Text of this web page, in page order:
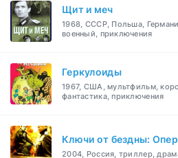
Щит и меч
1968, СССР, Польша,
военный, приключения
Геркулоиды
1967, США, мультфильм,
фантастика, приключения
Ключи от бездны:
2004, Россия, триллер,